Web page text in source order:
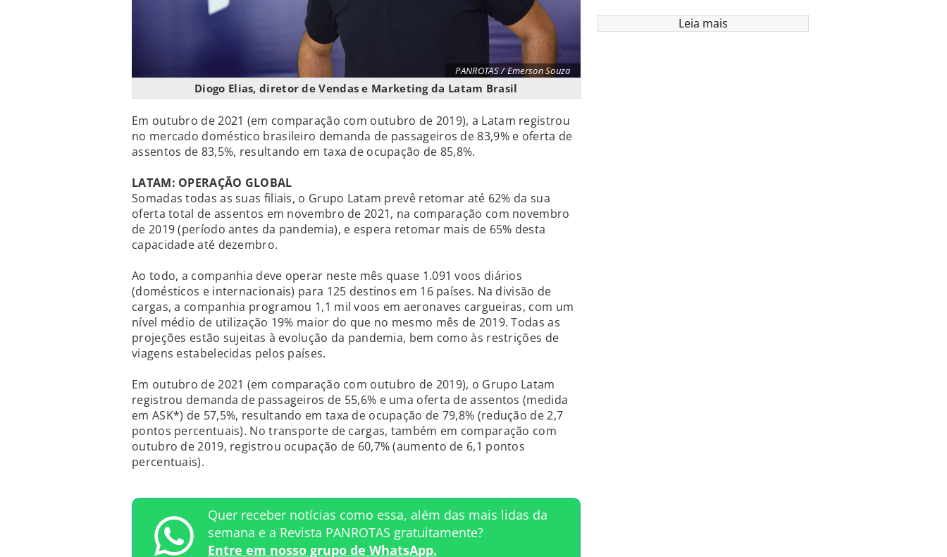
PANROTAS / Emerson Souza
Diogo Elias, diretor de Vendas e Marketing da Latam Brasil
Em outubro de 2021 (em comparação com outubro de 2019), a Latam registrou
no mercado doméstico brasileiro demanda de passageiros de 83,9% e oferta de
assentos de 83,5%, resultando em taxa de ocupação de 85,8%.
LATAM: OPERAÇÃO GLOBAL
Somadas todas as suas filiais, o Grupo Latam prevê retomar até 62% da sua
oferta total de assentos em novembro de 2021, na comparação com novembro
de 2019 (período antes da pandemia), e espera retomar mais de 65% desta
capacidade até dezembro.
Ao todo, a companhia deve operar neste mês quase 1.091 voos diários
(domésticos e internacionais) para 125 destinos em 16 países. Na divisão de
cargas, a companhia programou 1,1 mil voos em aeronaves cargueiras, com um
nível médio de utilização 19% maior do que no mesmo mês de 2019. Todas as
projeções estão sujeitas à evolução da pandemia, bem como às restrições de
viagens estabelecidas pelos países.
Em outubro de 2021 (em comparação com outubro de 2019), o Grupo Latam
registrou demanda de passageiros de 55,6% e uma oferta de assentos (medida
em ASK*) de 57,5%, resultando em taxa de ocupação de 79,8% (redução de 2,7
pontos percentuais). No transporte de cargas, também em comparação com
outubro de 2019, registrou ocupação de 60,7% (aumento de 6,1 pontos
percentuais).
Quer receber notícias como essa, além das mais lidas da
semana e a Revista PANROTAS gratuitamente?
Entre em nosso grupo de WhatsApp.
Leia mais